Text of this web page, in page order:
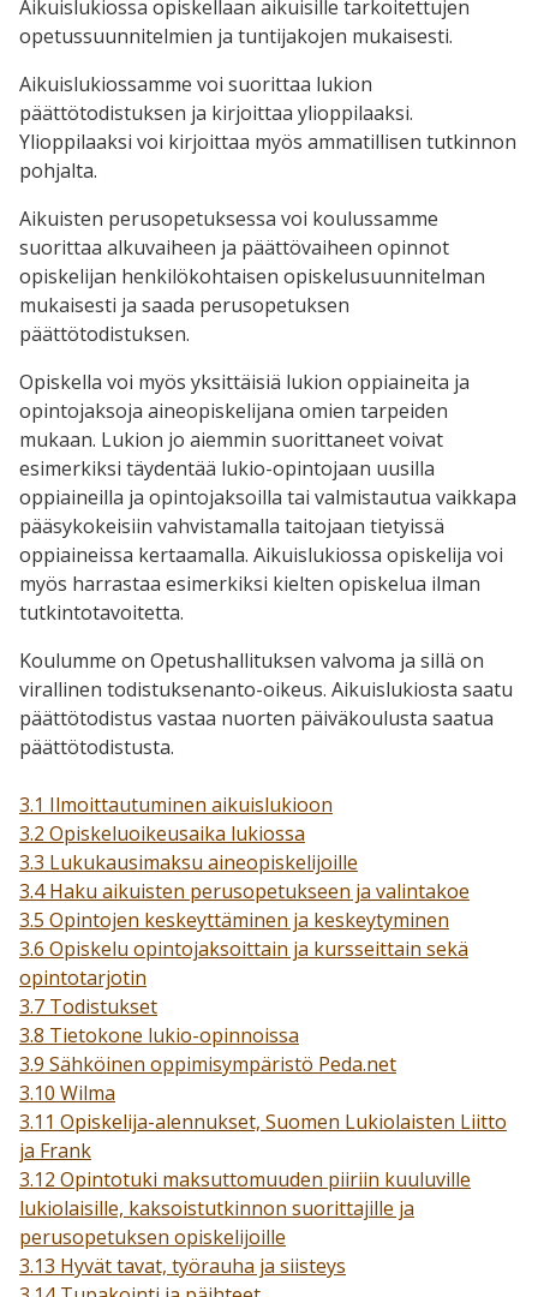
Aikuislukiossa opiskellaan aikuisille tarkoitettujen
opetussuunnitelmien ja tuntijakojen mukaisesti.
Aikuislukiossamme voi suorittaa lukion
päättötodistuksen ja kirjoittaa ylioppilaaksi.
Ylioppilaaksi voi kirjoittaa myös ammatillisen tutkinnon
pohjalta.
Aikuisten perusopetuksessa voi koulussamme
suorittaa alkuvaiheen ja päättövaiheen opinnot
opiskelijan henkilökohtaisen opiskelusuunnitelman
mukaisesti ja saada perusopetuksen
päättötodistuksen.
Opiskella voi myös yksittäisiä lukion oppiaineita ja
opintojaksoja aineopiskelijana omien tarpeiden
mukaan. Lukion jo aiemmin suorittaneet voivat
esimerkiksi täydentää lukio-opintojaan uusilla
oppiaineilla ja opintojaksoilla tai valmistautua vaikkapa
pääsykokeisiin vahvistamalla taitojaan tietyissä
oppiaineissa kertaamalla. Aikuislukiossa opiskelija voi
myös harrastaa esimerkiksi kielten opiskelua ilman
tutkintotavoitetta.
Koulumme on Opetushallituksen valvoma ja sillä on
virallinen todistuksenanto-oikeus. Aikuislukiosta saatu
päättötodistus vastaa nuorten päiväkoulusta saatua
päättötodistusta.
3.1 Ilmoittautuminen aikuislukioon
3.2 Opiskeluoikeusaika lukiossa
3.3 Lukukausimaksu aineopiskelijoille
3.4 Haku aikuisten perusopetukseen ja valintakoe
3.5 Opintojen keskeyttäminen ja keskeytyminen
3.6 Opiskelu opintojaksoittain ja kursseittain sekä
opintotarjotin
3.7 Todistukset
3.8 Tietokone lukio-opinnoissa
3.9 Sähköinen oppimisympäristö Peda.net
3.10 Wilma
3.11 Opiskelija-alennukset, Suomen Lukiolaisten Liitto
ja Frank
3.12 Opintotuki maksuttomuuden piiriin kuuluville
lukiolaisille, kaksoistutkinnon suorittajille ja
perusopetuksen opiskelijoille
3.13 Hyvät tavat, työrauha ja siisteys